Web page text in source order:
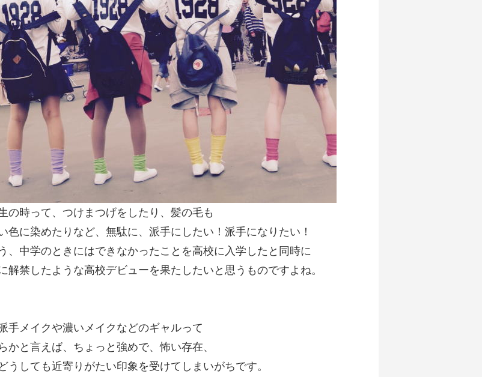
の時って、つけまつげをしたり、髪の毛も
色に染めたりなど、無駄に、派手にしたい！派手になりたい！
、中学のときにはできなかったことを高校に入学したと同時に
解禁したような高校デビューを果たしたいと思うものですよね。
手メイクや濃いメイクなどのギャルって
かと言えば、ちょっと強めで、怖い存在、
うしても近寄りがたい印象を受けてしまいがちです。